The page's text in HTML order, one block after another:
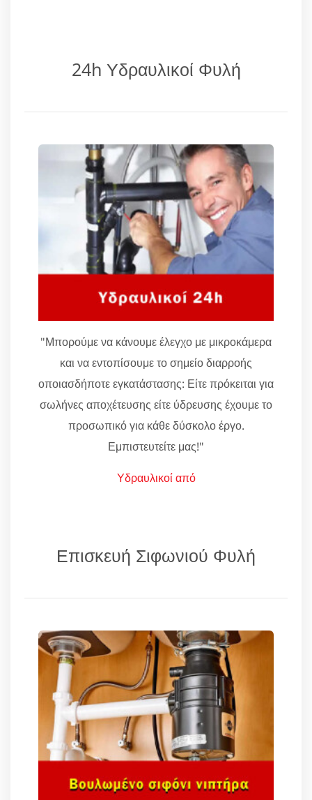
24h Υδραυλικοί Φυλή
"Μπορούμε να κάνουμε έλεγχο με μικροκάμερα
και να εντοπίσουμε το σημείο διαρροής
οποιασδήποτε εγκατάστασης: Είτε πρόκειται για
σωλήνες αποχέτευσης είτε ύδρευσης έχουμε το
προσωπικό για κάθε δύσκολο έργο.
Εμπιστευτείτε μας!"
Υδραυλικοί από
Επισκευή Σιφωνιού Φυλή